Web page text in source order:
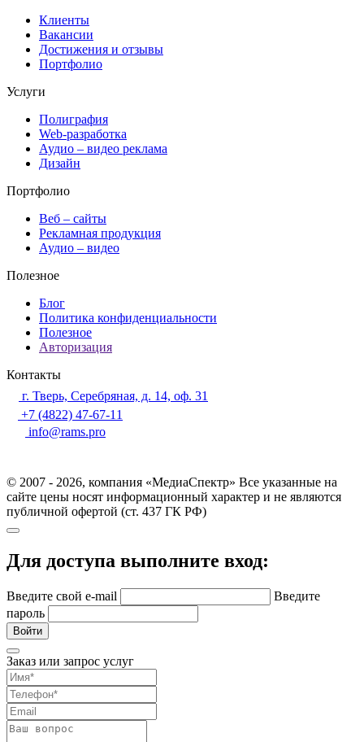
Клиенты
Вакансии
Достижения и отзывы
Портфолио
Услуги
Полиграфия
Web-разработка
Аудио – видео реклама
Дизайн
Портфолио
Веб – сайты
Рекламная продукция
Аудио – видео
Полезное
Блог
Политика конфиденциальности
Полезное
Авторизация
Контакты
г. Тверь, Серебряная, д. 14, оф. 31
+7 (4822) 47-67-11
info@rams.pro
© 2007 - 2026, компания «МедиаСпектр» Все указанные на
сайте цены носят информационный характер и не являются
публичной офертой (ст. 437 ГК РФ)
Для доступа выполните вход:
Введите свой e-mail
Введите
пароль
Войти
Заказ или запрос услуг